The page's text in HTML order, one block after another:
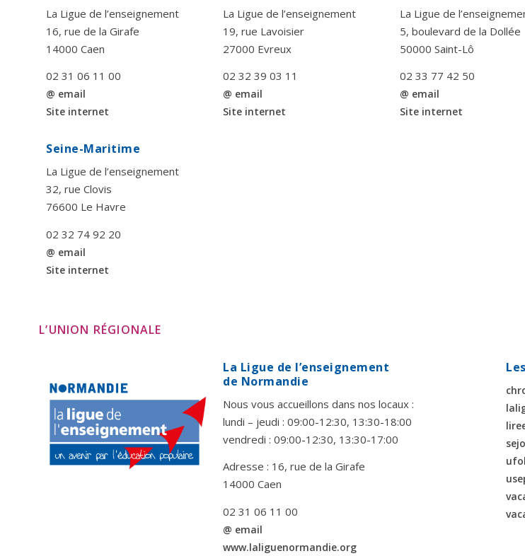
La Ligue de l’enseignement
16, rue de la Girafe
14000 Caen
02 31 06 11 00
@ email
Site internet
La Ligue de l’enseignement
19, rue Lavoisier
27000 Evreux
02 32 39 03 11
@ email
Site internet
La Ligue de
5, boulevard de la Dollée
50000 Saint-Lô
02 33 77 42 50
@ email
Site internet
Seine-Maritime
La Ligue de l’enseignement
32, rue Clovis
76600 Le Havre
02 32 74 92 20
@ email
Site internet
L’UNION RÉGIONALE
La Ligue de l’enseignement
de Normandie
Nous vous accueillons dans nos locaux :
lundi – jeudi : 09:00-12:30, 13:30-18:00
vendredi : 09:00-12:30, 13:30-17:00
Adresse : 16, rue de la Girafe
14000 Caen
02 31 06 11 00
@ email
www.laliguenormandie.org